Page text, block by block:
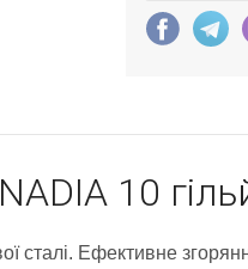
10
сталі. Ефективне